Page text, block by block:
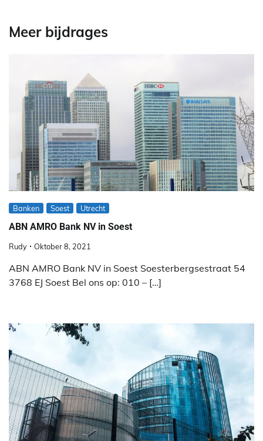
Meer bijdrages
Banken Soest Utrecht
ABN AMRO Bank NV in Soest
Rudy Oktober 8, 2021
ABN AMRO Bank NV in Soest Soesterbergsestraat 54
3768 EJ Soest Bel ons op: 010 – […]